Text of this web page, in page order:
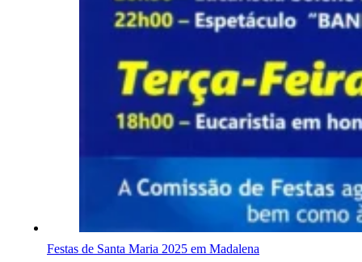
Festas de Santa Maria 2025 em Madalena